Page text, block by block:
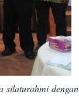
silaturahmi dengan